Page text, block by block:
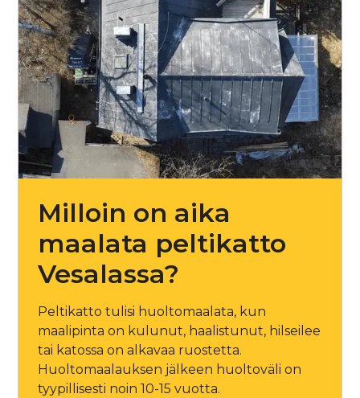
Milloin on aika
maalata peltikatto
Vesalassa?
Peltikatto tulisi huoltomaalata, kun
maalipinta on kulunut, haalistunut, hilseilee
tai katossa on alkavaa ruostetta.
Huoltomaalauksen jälkeen huoltoväli on
tyypillisesti noin 10-15 vuotta.